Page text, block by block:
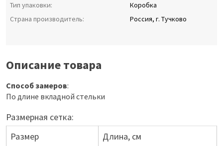
Тип упаковки:
Коробка
Страна производитель:
Россия, г. Тучково
Описание товара
Способ замеров:
По длине вкладной стельки
Размерная сетка:
Размер
Длина, см